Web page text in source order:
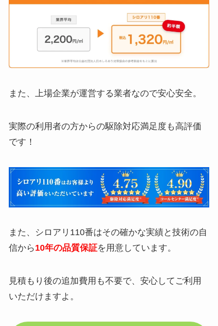
また、上場企業が運営する業者なので安心安全。
実際の利用者の方からの駆除対応満足度も高評価
です！
また、シロアリ110番はその確かな実績と技術の自
信から 10年の品質保証を用意しています。
見積もり後の追加費用も不要で、安心してご利用
いただけますよ。